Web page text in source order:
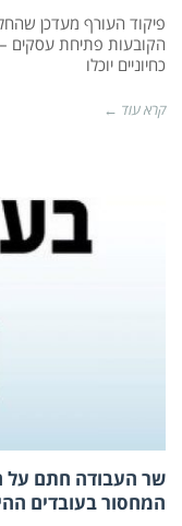
הקובעות פתיחת עסקים
כחיוניים יוכלו
קרא עוד ←
שר העבודה חתם על
המחסור בעובדים